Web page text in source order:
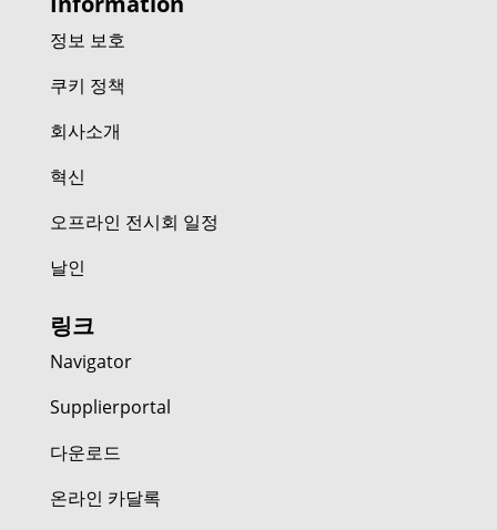
정보 보호
쿠키 정책
회사소개
혁신
오프라인 전시회 일정
날인
링크
Navigator
Supplierportal
다운로드
온라인 카달록